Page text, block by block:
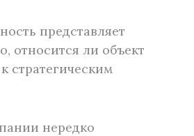
представляет
относится ли объект
стратегическим
нередко